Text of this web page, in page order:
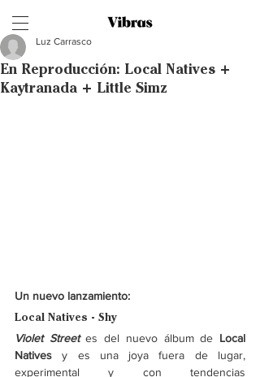
En Reproducción: Local Natives +
Kaytranada + Little Simz
Luz Carrasco
Un nuevo lanzamiento:
Local Natives - Shy
Violet Street es del nuevo álbum de Local
Natives y es una joya fuera de lugar,
experimental y con tendencias